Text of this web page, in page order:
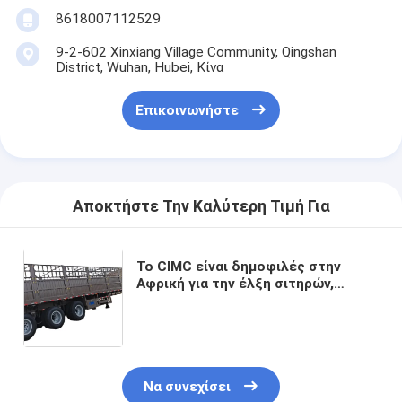
8618007112529
9-2-602 Xinxiang Village Community, Qingshan
District, Wuhan, Hubei, Κίνα
Επικοινωνήστε
Αποκτήστε Την Καλύτερη Τιμή Για
Το CIMC είναι δημοφιλές στην
Αφρική για την έλξη σιτηρών,
Να συνεχίσει